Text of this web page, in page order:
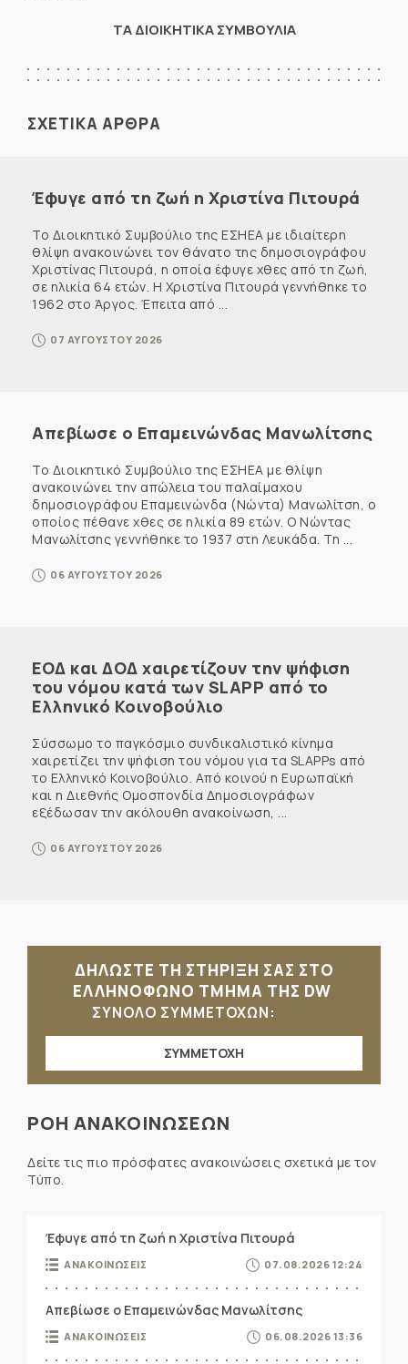
ΤΑ ΔΙΟΙΚΗΤΙΚΑ ΣΥΜΒΟΥΛΙΑ
ΣΧΕΤΙΚΑ ΑΡΘΡΑ
Έφυγε από τη ζωή η Χριστίνα Πιτουρά
Το Διοικητικό Συμβούλιο της ΕΣΗΕΑ με ιδιαίτερη
θλίψη ανακοινώνει τον θάνατο της δημοσιογράφου
Χριστίνας Πιτουρά, η οποία έφυγε χθες από τη ζωή,
σε ηλικία 64 ετών. Η Χριστίνα Πιτουρά γεννήθηκε το
1962 στο Άργος. Έπειτα από ...
07 ΑΥΓΟΥΣΤΟΥ 2026
Απεβίωσε ο Επαμεινώνδας Μανωλίτσης
Το Διοικητικό Συμβούλιο της ΕΣΗΕΑ με θλίψη
ανακοινώνει την απώλεια του παλαίμαχου
δημοσιογράφου Επαμεινώνδα (Νώντα) Μανωλίτση, ο
οποίος πέθανε χθες σε ηλικία 89 ετών. Ο Νώντας
Μανωλίτσης γεννήθηκε το 1937 στη Λευκάδα. Τη ...
06 ΑΥΓΟΥΣΤΟΥ 2026
ΕΟΔ και ΔΟΔ χαιρετίζουν την ψήφιση
του νόμου κατά των SLAPP από το
Ελληνικό Κοινοβούλιο
Σύσσωμο το παγκόσμιο συνδικαλιστικό κίνημα
χαιρετίζει την ψήφιση του νόμου για τα SLAPPs από
το Ελληνικό Κοινοβούλιο. Από κοινού η Ευρωπαϊκή
και η Διεθνής Ομοσπονδία Δημοσιογράφων
εξέδωσαν την ακόλουθη ανακοίνωση, ...
06 ΑΥΓΟΥΣΤΟΥ 2026
ΔΗΛΩΣΤΕ ΤΗ ΣΤΗΡΙΞΗ ΣΑΣ ΣΤΟ
ΕΛΛΗΝΟΦΩΝΟ ΤΜΗΜΑ ΤΗΣ DW
ΣΥΝΟΛΟ ΣΥΜΜΕΤΟΧΩΝ:
ΣΥΜΜΕΤΟΧΗ
ΡΟΗ ΑΝΑΚΟΙΝΩΣΕΩΝ
Δείτε τις πιο πρόσφατες ανακοινώσεις σχετικά με τον
Τύπο.
Έφυγε από τη ζωή η Χριστίνα Πιτουρά
ΑΝΑΚΟΙΝΩΣΕΙΣ 07.08.2026 12:24
Απεβίωσε ο Επαμεινώνδας Μανωλίτσης
ΑΝΑΚΟΙΝΩΣΕΙΣ 06.08.2026 13:36